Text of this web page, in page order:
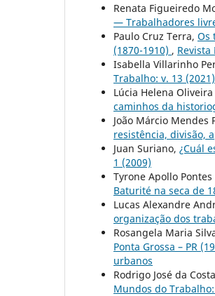
Renata Figueiredo
— Trabalhadores
Paulo Cruz Terra, Os
(1870-1910) ,
Isabella Villarinho
Trabalho: v. 13 (2021)
Lúcia Helena
caminhos da
João Márcio Mendes
resistência, divisão,
Juan Suriano, ¿Cuál
1 (2009)
Tyrone Apollo
Baturité na seca de
Lucas Alexandre
organização dos
Rosangela Maria
Ponta Grossa – PR
urbanos
Rodrigo José da
Mundos do